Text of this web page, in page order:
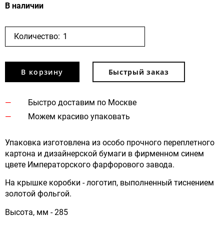
В наличии
Количество:
В корзину Быстрый заказ
Быстро доставим по Москве
Можем красиво упаковать
Упаковка изготовлена из особо прочного переплетного
картона и дизайнерской бумаги в фирменном синем
цвете Императорского фарфорового завода.
На крышке коробки - логотип, выполненный тиснением
золотой фольгой.
Высота, мм - 285